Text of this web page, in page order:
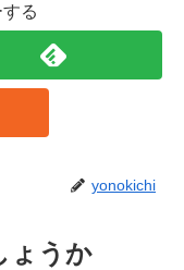
る
yonokichi
ょうか